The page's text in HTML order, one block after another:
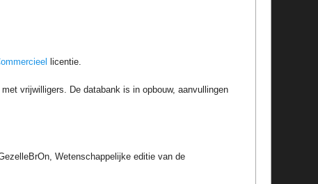
licentie.
vrijwilligers. De databank is in opbouw, aanvullingen
Wetenschappelijke editie van de